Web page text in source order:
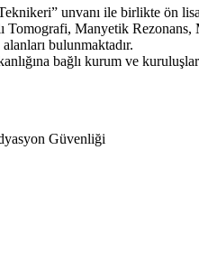
unvanı ile birlikte ön
Manyetik Rezonans,
bulunmaktadır.
bağlı kurum ve
Güvenliği